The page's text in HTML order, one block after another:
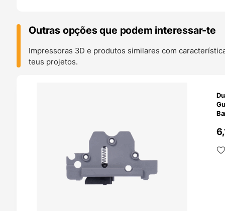
Outras opções que podem interessar-te
Impressoras 3D e produtos similares com
teus projetos.